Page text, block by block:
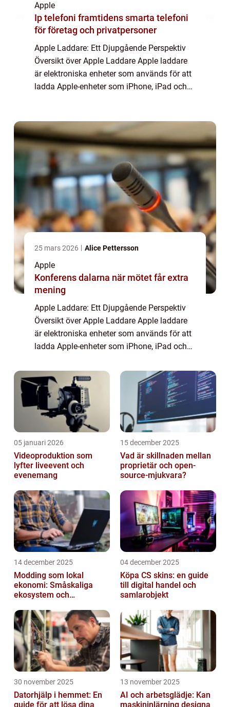
Apple
Ip telefoni framtidens smarta telefoni
för företag och privatpersoner
Apple Laddare: Ett Djupgående Perspektiv
Översikt över Apple Laddare Apple laddare
är elektroniska enheter som används för att
ladda Apple-enheter som iPhone, iPad och
standar...
25 mars 2026 Alice Pettersson
Apple
Konferens dalarna när mötet får extra
mening
Apple Laddare: Ett Djupgående Perspektiv
Översikt över Apple Laddare Apple laddare
är elektroniska enheter som används för att
ladda Apple-enheter som iPhone, iPad och
utformade för att möta Apples höga
standar...
05 januari 2026
Videoproduktion som
lyfter liveevent och
evenemang
15 december 2025
Vad är skillnaden mellan
proprietär och open-
source-mjukvara?
14 december 2025
Modding som lokal
ekonomi: Småskaliga
ekosystem och
04 december 2025
Köpa CS skins: en guide
till digital handel och
samlarobjekt
30 november 2025
Datorhjälp i hemmet: En
guide för att lösa dina
13 november 2025
AI och arbetsglädje: Kan
maskininlärning designa